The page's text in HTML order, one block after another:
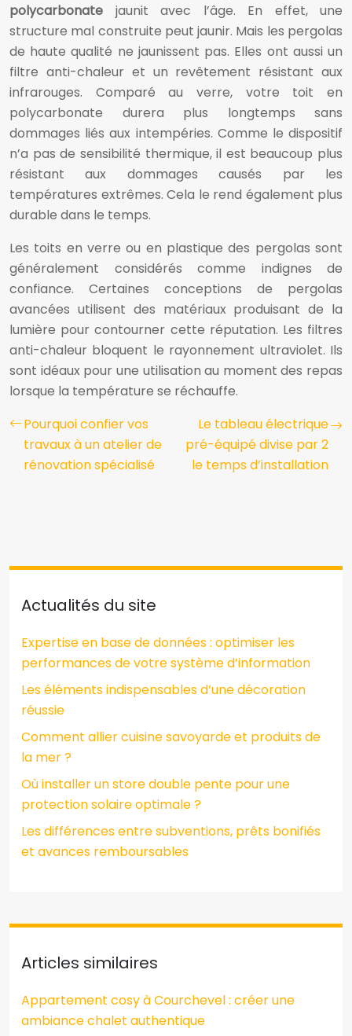
polycarbonate jaunit avec l’âge. En effet, une
structure mal construite peut jaunir. Mais les pergolas
de haute qualité ne jaunissent pas. Elles ont aussi un
filtre anti-chaleur et un revêtement résistant aux
infrarouges. Comparé au verre, votre toit en
polycarbonate durera plus longtemps sans
dommages liés aux intempéries. Comme le dispositif
n’a pas de sensibilité thermique, il est beaucoup plus
résistant aux dommages causés par les
températures extrêmes. Cela le rend également plus
durable dans le temps.
Les toits en verre ou en plastique des pergolas sont
généralement considérés comme indignes de
confiance. Certaines conceptions de pergolas
avancées utilisent des matériaux produisant de la
lumière pour contourner cette réputation. Les filtres
anti-chaleur bloquent le rayonnement ultraviolet. Ils
sont idéaux pour une utilisation au moment des repas
lorsque la température se réchauffe.
Pourquoi confier vos
travaux à un atelier de
rénovation spécialisé
Le tableau électrique
pré-équipé divise par 2
le temps d’installation
Actualités du site
Expertise en base de données : optimiser les
performances de votre système d’information
Les éléments indispensables d’une décoration
réussie
Comment allier cuisine savoyarde et produits de
la mer ?
Où installer un store double pente pour une
protection solaire optimale ?
Les différences entre subventions, prêts bonifiés
et avances remboursables
Articles similaires
Appartement cosy à Courchevel : créer une
ambiance chalet authentique